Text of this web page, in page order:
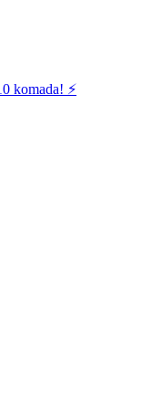
komada! ⚡️